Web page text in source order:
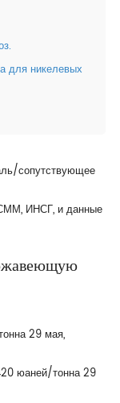
для никелевых
сопутствующее
ИНСГ, и данные
29 мая,
юаней/тонна 29